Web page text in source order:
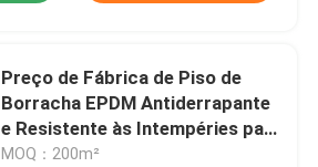
Preço de Fábrica de Piso de
Borracha EPDM Antiderrapante
e Resistente às Intempéries para
Ginásio e Parquinho Externo
MOQ：200m²